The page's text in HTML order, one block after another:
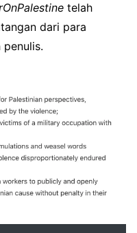
telah
dari para